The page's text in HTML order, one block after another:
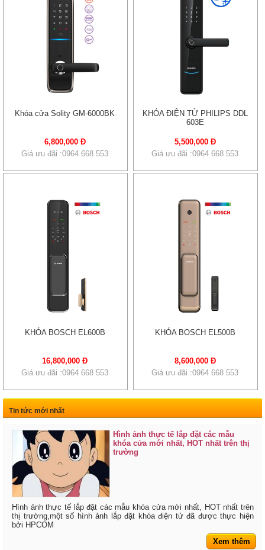
Khóa cửa Solity GM-6000BK
6,800,000 Đ
Giá ưu đãi :0964 668 553
KHÓA ĐIỆN TỬ PHILIPS DDL
603E
5,500,000 Đ
Giá ưu đãi :0964 668 553
KHÓA BOSCH EL600B
16,800,000 Đ
Giá ưu đãi :0964 668 553
KHÓA BOSCH EL500B
8,600,000 Đ
Giá ưu đãi :0964 668 553
Tin tức mới nhất
Hình ảnh thực tế lắp đặt các mẫu
khóa cửa mới nhất, HOT nhất trên thị
trường
Hình ảnh thực tế lắp đặt các mẫu khóa cửa mới nhất, HOT nhất trên
thị trường,một số hình ảnh lắp đặt khóa điện tử đã được thực hiện
bởi HPCOM
Xem thêm